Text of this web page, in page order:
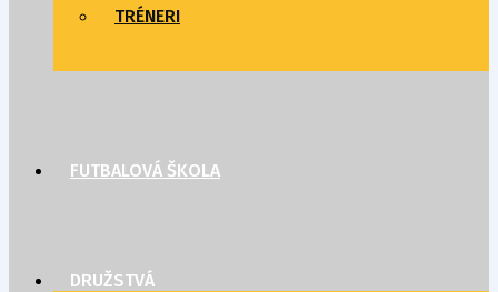
TRÉNERI
FUTBALOVÁ ŠKOLA
DRUŽSTVÁ